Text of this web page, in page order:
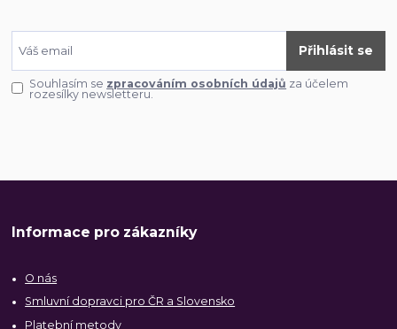
Přihlásit se
Souhlasím se zpracováním osobních údajů za účelem
rozesílky newsletteru.
Informace pro zákazníky
O nás
Smluvní dopravci pro ČR a Slovensko
Platební metody